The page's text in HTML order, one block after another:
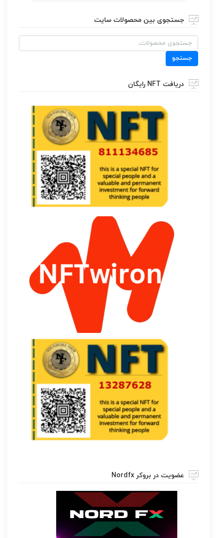
جستجوی بین محصولات سایت
جستجو
برای:
جستجو
دریافت NFT رایگان
عضویت در بروکر Nordfx